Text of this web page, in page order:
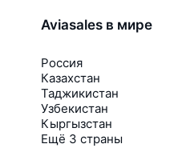
Aviasales в мире
Россия
Казахстан
Таджикистан
Узбекистан
Кыргызстан
Ещё 3 страны